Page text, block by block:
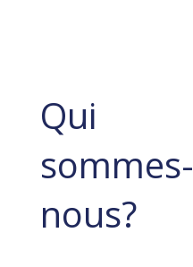
Qui
sommes-
nous?